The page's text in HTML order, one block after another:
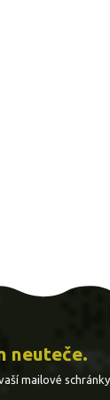
neuteče.
mailové